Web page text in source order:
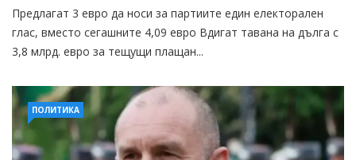
Предлагат 3 евро да носи за партиите един електорален
глас, вместо сегашните 4,09 евро Вдигат тавана на дълга с
3,8 млрд. евро за тещущи плащан...
ПОЛИТИКА